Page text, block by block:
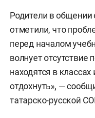
Родители в общении
отметили, что
перед началом
волнует отсутствие
находятся в
отдохнуть», —
татарско-русской